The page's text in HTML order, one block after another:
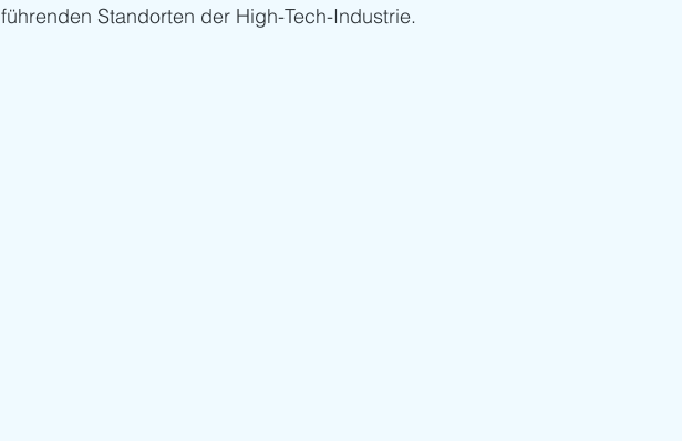
führenden Standorten der High-Tech-Industrie.